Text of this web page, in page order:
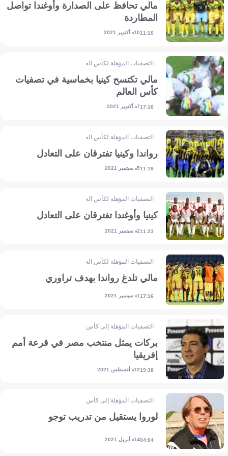
مالي تحافظ على الصدارة وأوغندا تواصل
المطاردة
11:1010 أكتوبر 2021
التصفيات المؤهلة لكأس العالم - إفريقيا
مالي تكتسح كينيا بخماسية في تصفيات
كأس العالم
17:167 أكتوبر 2021
التصفيات المؤهلة لكأس العالم - إفريقيا
رواندا وكينيا تفترقان على التعادل
11:195 سبتمبر 2021
التصفيات المؤهلة لكأس العالم - إفريقيا
كينيا وأوغندا تفترقان على التعادل
11:232 سبتمبر 2021
التصفيات المؤهلة لكأس العالم - إفريقيا
مالي تلدغ رواندا بهدف تراوري
17:161 سبتمبر 2021
التصفيات المؤهلة إلى كأس أمم إفريقيا
بركات يمثل منتخب مصر في قرعة أمم
إفريقيا
19:3812 أغسطس 2021
التصفيات المؤهلة إلى كأس أمم إفريقيا
لوروا يستقيل من تدريب توجو
04:0414 أبريل 2021